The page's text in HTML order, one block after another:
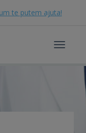
te putem ajuta!
Toggle